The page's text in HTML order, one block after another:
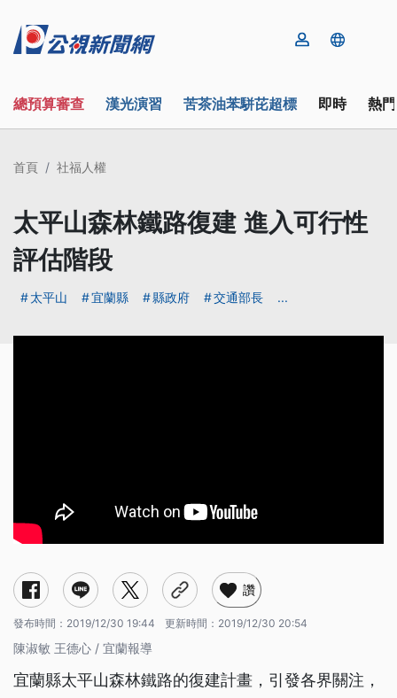
總預算審查 漢光演習 苦茶油苯駢芘超標 即時 熱
首頁 社福人權
太平山森林鐵路復建 進入可行性
評估階段
太平山 宜蘭縣 縣政府 交通部長 ...
讚
發布時間： 2019/12/30 19:44 更新時間： 2019/12/30 20:54
陳淑敏 王德心 / 宜蘭報導
宜蘭縣太平山森林鐵路的復建計畫，引發各界關注，